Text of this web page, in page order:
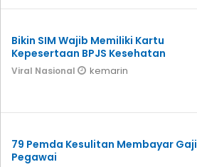
Bikin SIM Wajib Memiliki Kartu
Kepesertaan BPJS Kesehatan
Viral Nasional kemarin
79 Pemda Kesulitan Membayar Gaji
Pegawai